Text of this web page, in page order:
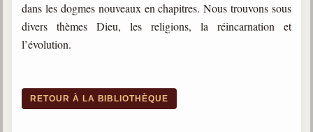
dans les dogmes nouveaux en chapitres. Nous trouvons sous
divers thèmes Dieu, les religions, la réincarnation et
l’évolution.
RETOUR À LA BIBLIOTHÈQUE